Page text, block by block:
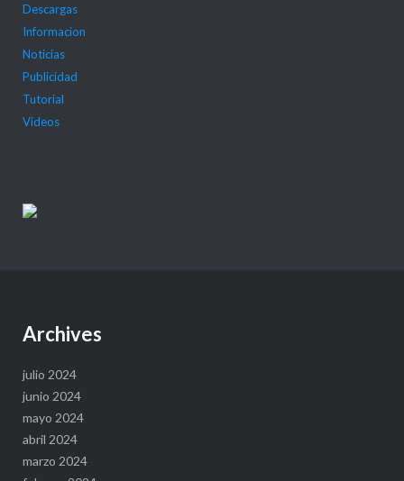
Descargas
Informacion
Noticias
Publicidad
Tutorial
Videos
Archives
julio 2024
junio 2024
mayo 2024
abril 2024
marzo 2024